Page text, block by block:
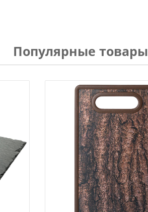
Популярные товары